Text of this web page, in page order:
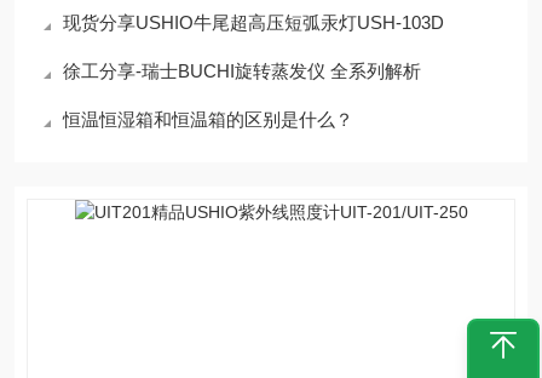
现货分享USHIO牛尾超高压短弧汞灯USH-103D
徐工分享-瑞士BUCHI旋转蒸发仪 全系列解析
恒温恒湿箱和恒温箱的区别是什么？